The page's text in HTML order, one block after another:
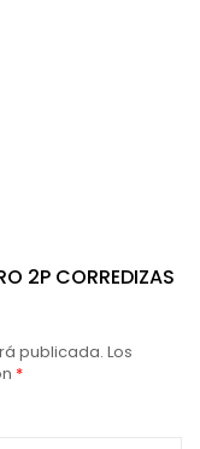
2P CORREDIZAS
publicada. Los
*